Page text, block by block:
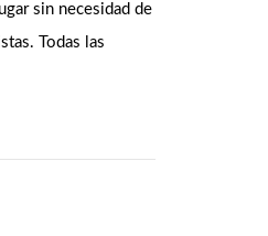
sin necesidad de
Todas las